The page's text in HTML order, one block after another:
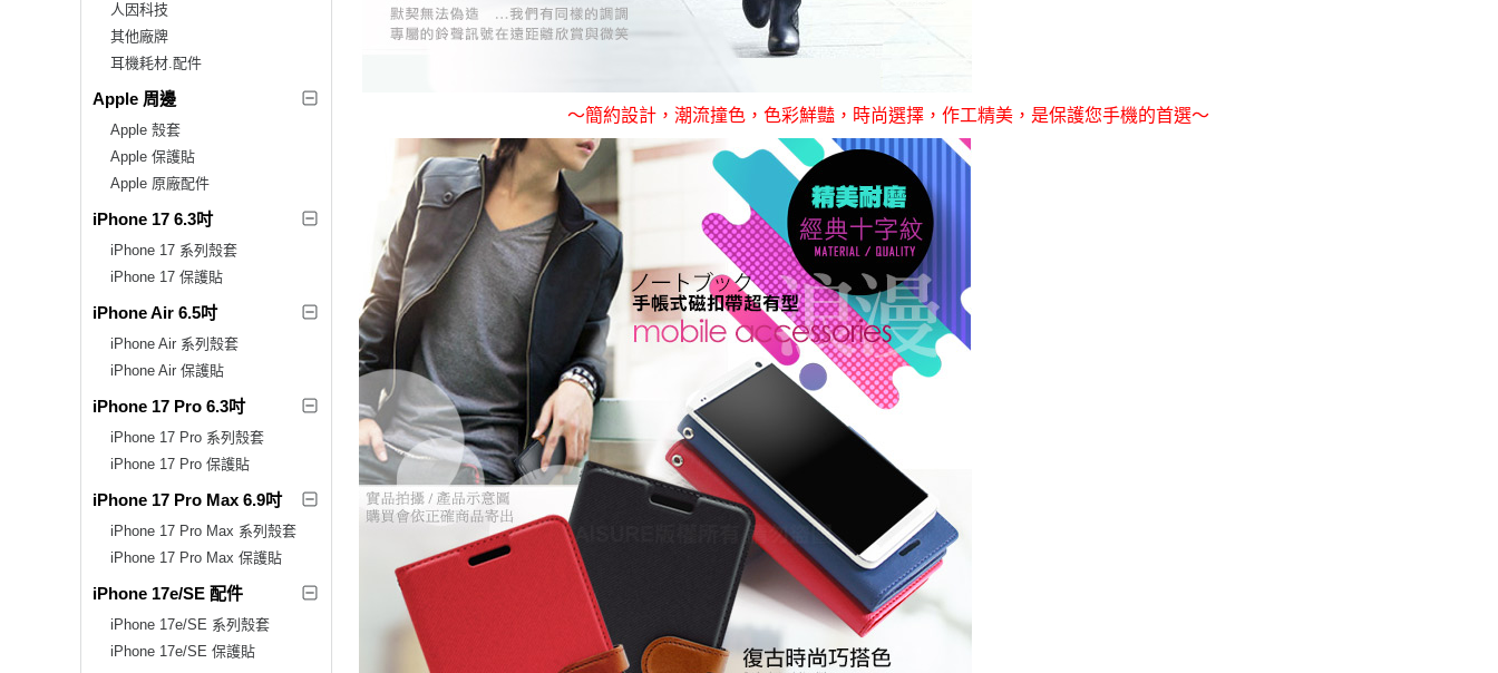
人因科技
其他廠牌
耳機耗材.配件
Apple 周邊
Apple 殼套
Apple 保護貼
Apple 原廠配件
iPhone 17 6.3吋
iPhone 17 系列殼套
iPhone 17 保護貼
iPhone Air 6.5吋
iPhone Air 系列殼套
iPhone Air 保護貼
iPhone 17 Pro 6.3吋
iPhone 17 Pro 系列殼套
iPhone 17 Pro 保護貼
iPhone 17 Pro Max 6.9吋
iPhone 17 Pro Max 系列殼套
iPhone 17 Pro Max 保護貼
iPhone 17e/SE 配件
iPhone 17e/SE 系列殼套
iPhone 17e/SE 保護貼
～簡約設計，潮流撞色，色彩鮮豔，時尚選擇，作工精美，是保護您手機的首選～